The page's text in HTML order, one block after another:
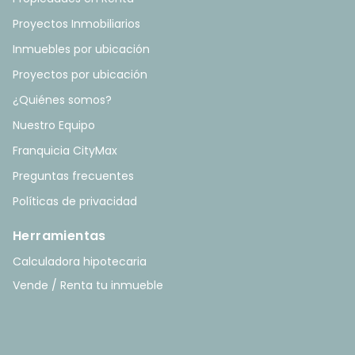
Proyectos Inmobiliarios
Inmuebles por ubicación
Proyectos por ubicación
¿Quiénes somos?
Nuestro Equipo
Franquicia CityMax
Preguntas frecuentes
Políticas de privacidad
Herramientas
Calculadora hipotecaria
Vende / Renta tu inmueble